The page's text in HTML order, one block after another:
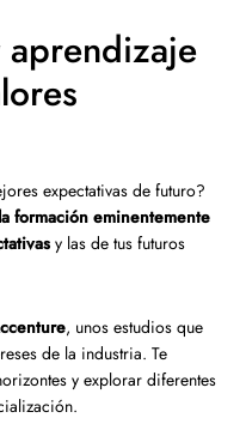
aprendizaje
expectativas de futuro?
formación eminentemente
y las de tus futuros
, unos estudios que
de la industria. Te
y explorar diferentes